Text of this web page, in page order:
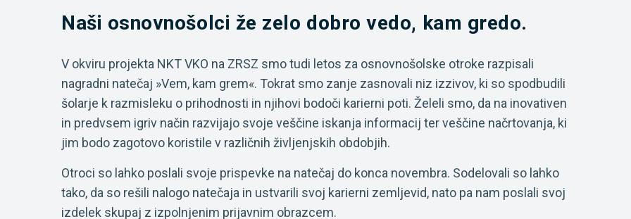
Naši osnovnošolci že zelo dobro vedo, kam gredo.
V okviru projekta NKT VKO na ZRSZ smo tudi letos za osnovnošolske otroke razpisali
nagradni natečaj »Vem, kam grem«. Tokrat smo zanje zasnovali niz izzivov, ki so spodbudili
šolarje k razmisleku o prihodnosti in njihovi bodoči karierni poti. Želeli smo, da na inovativen
in predvsem igriv način razvijajo svoje veščine iskanja informacij ter veščine načrtovanja, ki
jim bodo zagotovo koristile v različnih življenjskih obdobjih.
Otroci so lahko poslali svoje prispevke na natečaj do konca novembra. Sodelovali so lahko
tako, da so rešili nalogo natečaja in ustvarili svoj karierni zemljevid, nato pa nam poslali svoj
izdelek skupaj z izpolnjenim prijavnim obrazcem.